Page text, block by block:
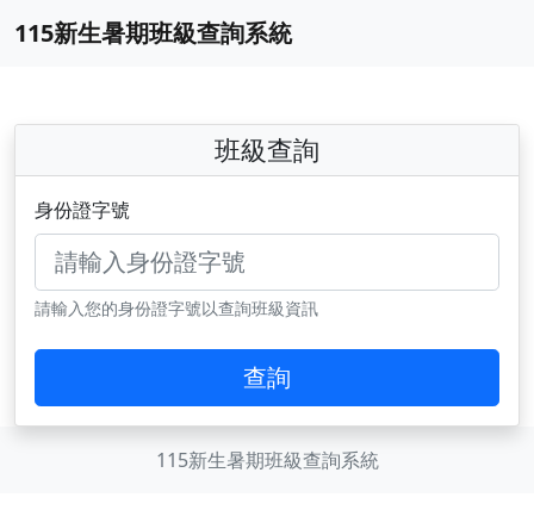
115新生暑期班級查詢系統
班級查詢
身份證字號
請輸入您的身份證字號以查詢班級資訊
查詢
115新生暑期班級查詢系統